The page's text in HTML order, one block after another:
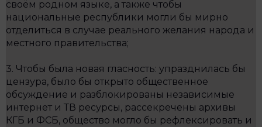
своём родном языке, а также чтобы
национальные республики могли бы мирно
отделиться в случае реального желания народа и
местного правительства;
3. Чтобы была новая гласность: упразднилась бы
цензура, было бы открыто общественное
обсуждение и разблокированы независимые
интернет и ТВ ресурсы, рассекречены архивы
КГБ и ФСБ, общество могло бы рефлексировать и